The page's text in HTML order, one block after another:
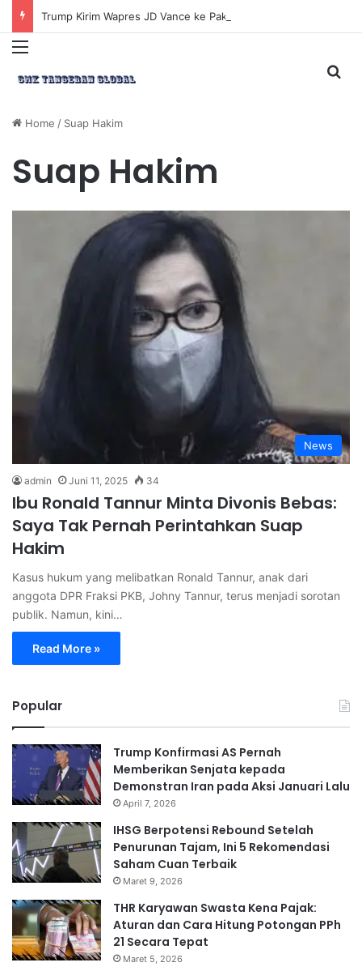
Menu
Home / Suap Hakim
Suap Hakim
News
admin Juni 11, 2025 34
Ibu Ronald Tannur Minta Divonis Bebas:
Saya Tak Pernah Perintahkan Suap
Hakim
Kasus hukum yang melibatkan Ronald Tannur, anak dari
anggota DPR Fraksi PKB, Johny Tannur, terus menjadi sorotan
publik. Namun, kini…
Read More »
Popular
Trump Konfirmasi AS Pernah
Memberikan Senjata kepada
Demonstran Iran pada Aksi Januari Lalu
April 7, 2026
IHSG Berpotensi Rebound Setelah
Penurunan Tajam, Ini 5 Rekomendasi
Saham Cuan Terbaik
Maret 9, 2026
THR Karyawan Swasta Kena Pajak:
Aturan dan Cara Hitung Potongan PPh
21 Secara Tepat
Maret 5, 2026